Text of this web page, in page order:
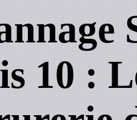
10 :